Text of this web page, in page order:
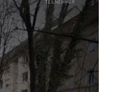
Überspringen